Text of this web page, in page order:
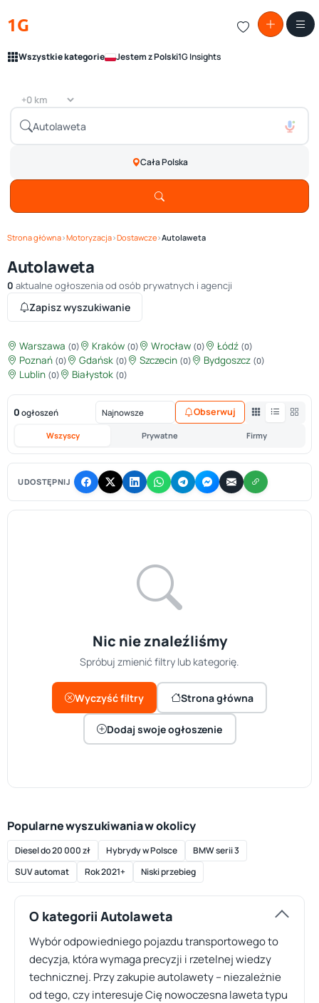
1G
Wszystkie kategorie Jestem z Polski1G Insights
Cała Polska
Strona główna›Motoryzacja›Dostawcze›Autolaweta
Autolaweta
0 aktualne ogłoszenia od osób prywatnych i agencji
Zapisz wyszukiwanie
Warszawa (0) Kraków (0) Wrocław (0) Łódź (0)
Poznań (0) Gdańsk (0) Szczecin (0) Bydgoszcz (0)
Lublin (0) Białystok (0)
0 ogłoszeń
Wszyscy Prywatne Firmy
Obserwuj
UDOSTĘPNIJ
Nic nie znaleźliśmy
Spróbuj zmienić filtry lub kategorię.
Wyczyść filtry Strona główna
Dodaj swoje ogłoszenie
Popularne wyszukiwania w okolicy
Diesel do 20 000 zł Hybrydy w Polsce
BMW serii 3
SUV automat
Rok 2021+ Niski przebieg
O kategorii Autolaweta
Wybór odpowiedniego pojazdu transportowego to
decyzja, która wymaga precyzji i rzetelnej wiedzy
technicznej. Przy zakupie autolawety – niezależnie
od tego, czy interesuje Cię nowoczesna laweta typu